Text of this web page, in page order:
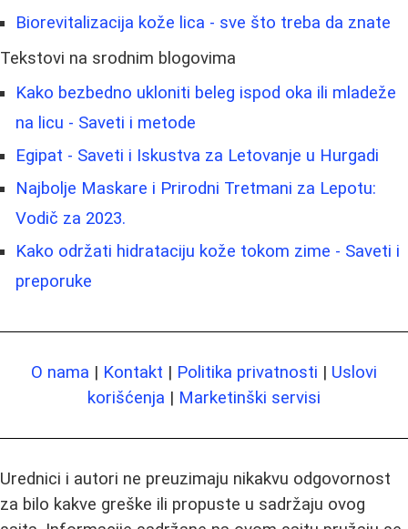
Biorevitalizacija kože lica - sve što treba da znate
Tekstovi na srodnim blogovima
Kako bezbedno ukloniti beleg ispod oka ili mladeže
na licu - Saveti i metode
Egipat - Saveti i Iskustva za Letovanje u Hurgadi
Najbolje Maskare i Prirodni Tretmani za Lepotu:
Vodič za 2023.
Kako održati hidrataciju kože tokom zime - Saveti i
preporuke
O nama | Kontakt | Politika privatnosti | Uslovi
korišćenja | Marketinški servisi
Urednici i autori ne preuzimaju nikakvu odgovornost
za bilo kakve greške ili propuste u sadržaju ovog